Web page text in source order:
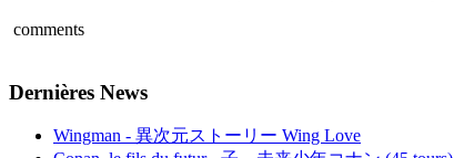
comments
Dernières News
Wingman - 異次元ストーリー Wing Love